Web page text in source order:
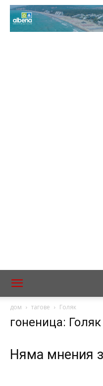
дом тагове Голяк
гоненица: Голяк
Няма мнения